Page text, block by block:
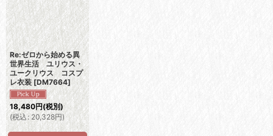
Re:ゼロから始める異
世界生活 ユリウス・
ユークリウス コスプ
レ衣装 [DM7664]
18,480円(税別)
(税込: 20,328円)